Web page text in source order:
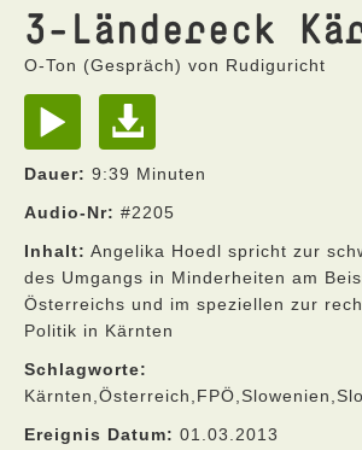
3-Ländereck
O-Ton (Gespräch) von Rudiguricht
Dauer: 9:39 Minuten
Audio-Nr: #2205
Inhalt: Angelika Hoedl spricht zur
des Umgangs in Minderheiten am
Österreichs und im speziellen zur
Politik in Kärnten
Schlagworte:
Ereignis Datum: 01.03.2013